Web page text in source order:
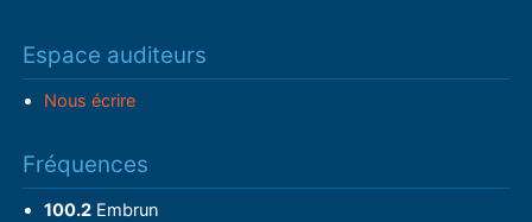
Espace auditeurs
Nous écrire
Fréquences
100.2Embrun